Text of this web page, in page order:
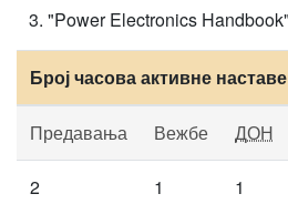
"Power Electronics
Број часова активне
Предавања Вежбе ДОН
2 1 1